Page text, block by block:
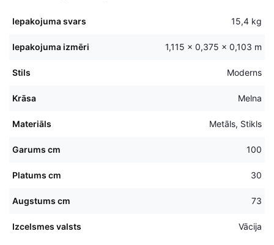
Iepakojuma svars 15,4 kg
Iepakojuma izmēri 1,115 × 0,375 × 0,103 m
Stils Moderns
Krāsa Melna
Materiāls Metāls, Stikls
Garums cm 100
Platums cm 30
Augstums cm 73
Izcelsmes valsts Vācija